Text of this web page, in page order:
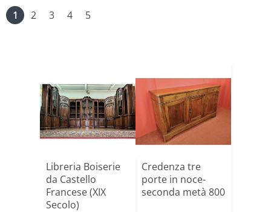
1 2 3 4 5
Libreria Boiserie
da Castello
Francese (XIX
Secolo)
Credenza tre
porte in noce-
seconda metà 800